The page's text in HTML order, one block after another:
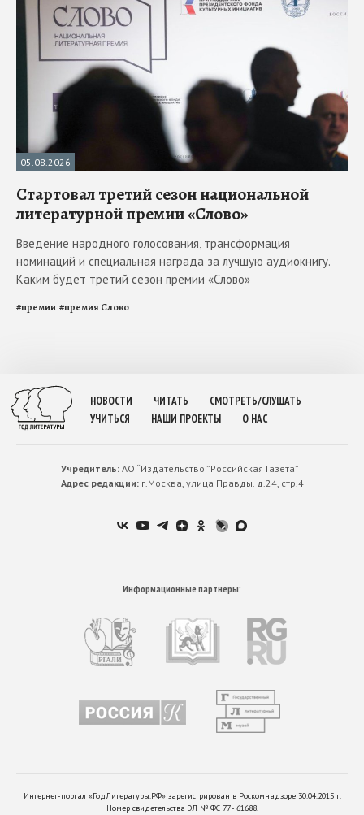
05.08.2026
Стартовал третий сезон национальной
литературной премии «Слово»
Введение народного голосования, трансформация
номинаций и специальная награда за лучшую аудиокнигу.
Каким будет третий сезон премии «Слово»
#премии #премия Слово
НОВОСТИ ЧИТАТЬ
СМОТРЕТЬ/СЛУШАТЬ
УЧИТЬСЯ
НАШИ ПРОЕКТЫ О НАС
Учредитель:АО “Издательство ”Российская Газета”
Адрес редакции:г.Москва, улица Правды. д.24, стр.4
Информационные партнеры:
Интернет-портал «ГодЛитературы.РФ» зарегистрирован в Роскомнадзоре 30.04.2015 г.
Номер свидетельства ЭЛ № ФС 77 - 61688.